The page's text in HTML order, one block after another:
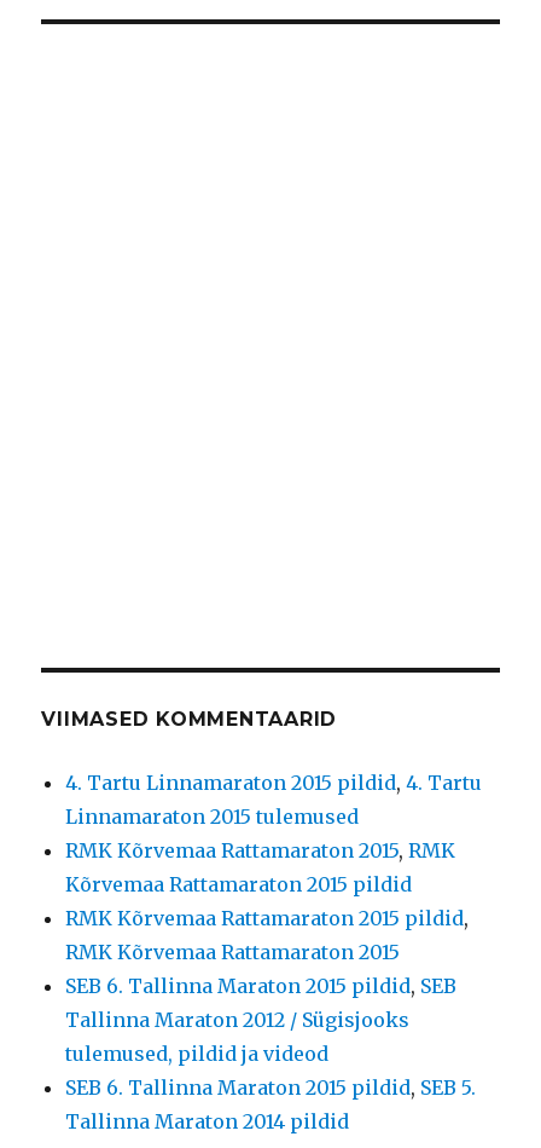
VIIMASED KOMMENTAARID
4. Tartu Linnamaraton 2015 pildid,4. Tartu
Linnamaraton 2015 tulemused
RMK Kõrvemaa Rattamaraton 2015,RMK
Kõrvemaa Rattamaraton 2015 pildid
RMK Kõrvemaa Rattamaraton 2015 pildid,
RMK Kõrvemaa Rattamaraton 2015
SEB 6. Tallinna Maraton 2015 pildid, SEB
Tallinna Maraton 2012 / Sügisjooks
tulemused, pildid ja videod
SEB 6. Tallinna Maraton 2015 pildid, SEB 5.
Tallinna Maraton 2014 pildid